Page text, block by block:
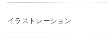
イラストレーション